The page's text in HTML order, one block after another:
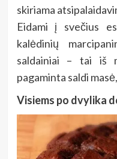
skiriama
Eidami į svečius
kalėdinių
saldainiai – tai iš
pagaminta saldi
Visiems po dvylika